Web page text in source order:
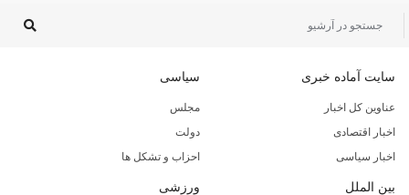
سایت آماده خبری
عناوین کل اخبار
اخبار اقتصادی
اخبار سیاسی
سیاسی
مجلس
دولت
احزاب و تشکل ها
بین الملل ورزشی